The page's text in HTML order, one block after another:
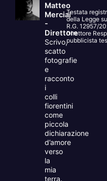
Matteo
Merciai
-
Direttore
Scrivo,
scatto
fotografie
e
racconto
i
colli
fiorentini
come
piccola
dichiarazione
d’amore
verso
la
mia
terra.
Testata
della Legge
R.G. 12957/
Direttore
pubblicista